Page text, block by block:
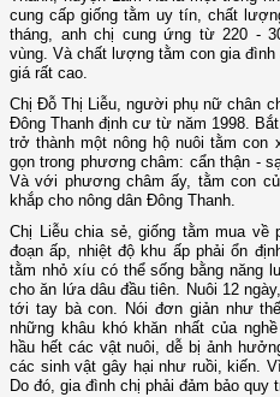
cung cấp giống tằm uy tín, chất
tháng, anh chị cung ứng từ 220 -
vùng. Và chất lượng tằm con gia
giá rất cao.
Chị Đỗ Thị Liễu, người phụ nữ chân
Đông Thanh định cư từ năm 1998.
trở thành một nông hộ nuôi tằm
gọn trong phương châm: cẩn thận -
Và với phương châm ấy, tằm con
khắp cho nông dân Đông Thanh.
Chị Liễu chia sẻ, giống tằm mua về
đoạn ấp, nhiệt độ khu ấp phải ổn
tằm nhỏ xíu có thể sống bằng năng
cho ăn lứa dâu đầu tiên. Nuôi 12
tới tay bà con. Nói đơn giản như
những khâu khó khăn nhất của
hầu hết các vật nuôi, dễ bị ảnh
các sinh vật gây hại như ruồi, kiến.
Do đó, gia đình chị phải đảm bảo quy